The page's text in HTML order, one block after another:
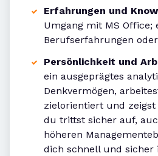
Erfahrungen und
Umgang mit MS Office;
Berufserfahrungen
Persönlichkeit und
ein ausgeprägtes
Denkvermögen,
zielorientiert und zeigst
du trittst sicher auf,
höheren
dich schnell und sicher